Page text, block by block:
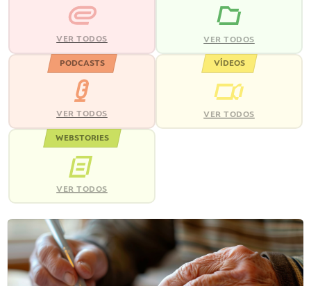
VER TODOS VER TODOS
PODCASTS
VER TODOS
VÍDEOS
VER TODOS
WEBSTORIES
VER TODOS